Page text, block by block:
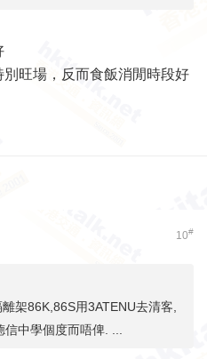
旺場，反而食飯消閒時段好
10#
架86K,86S用3ATENU去清客,
信中學個度而唔俾. ...